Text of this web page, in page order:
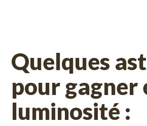
Quelques
pour gagner
luminosité :